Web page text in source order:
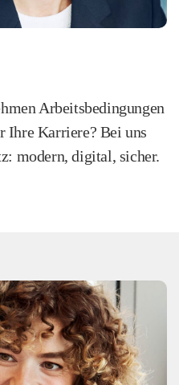
Arbeitsbedingungen
Ihre Karriere? Bei uns
modern, digital, sicher.